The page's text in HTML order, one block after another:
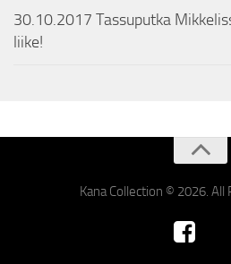
30.10.2017 Tassuputka
liike!
Kana Collection © 2026. All